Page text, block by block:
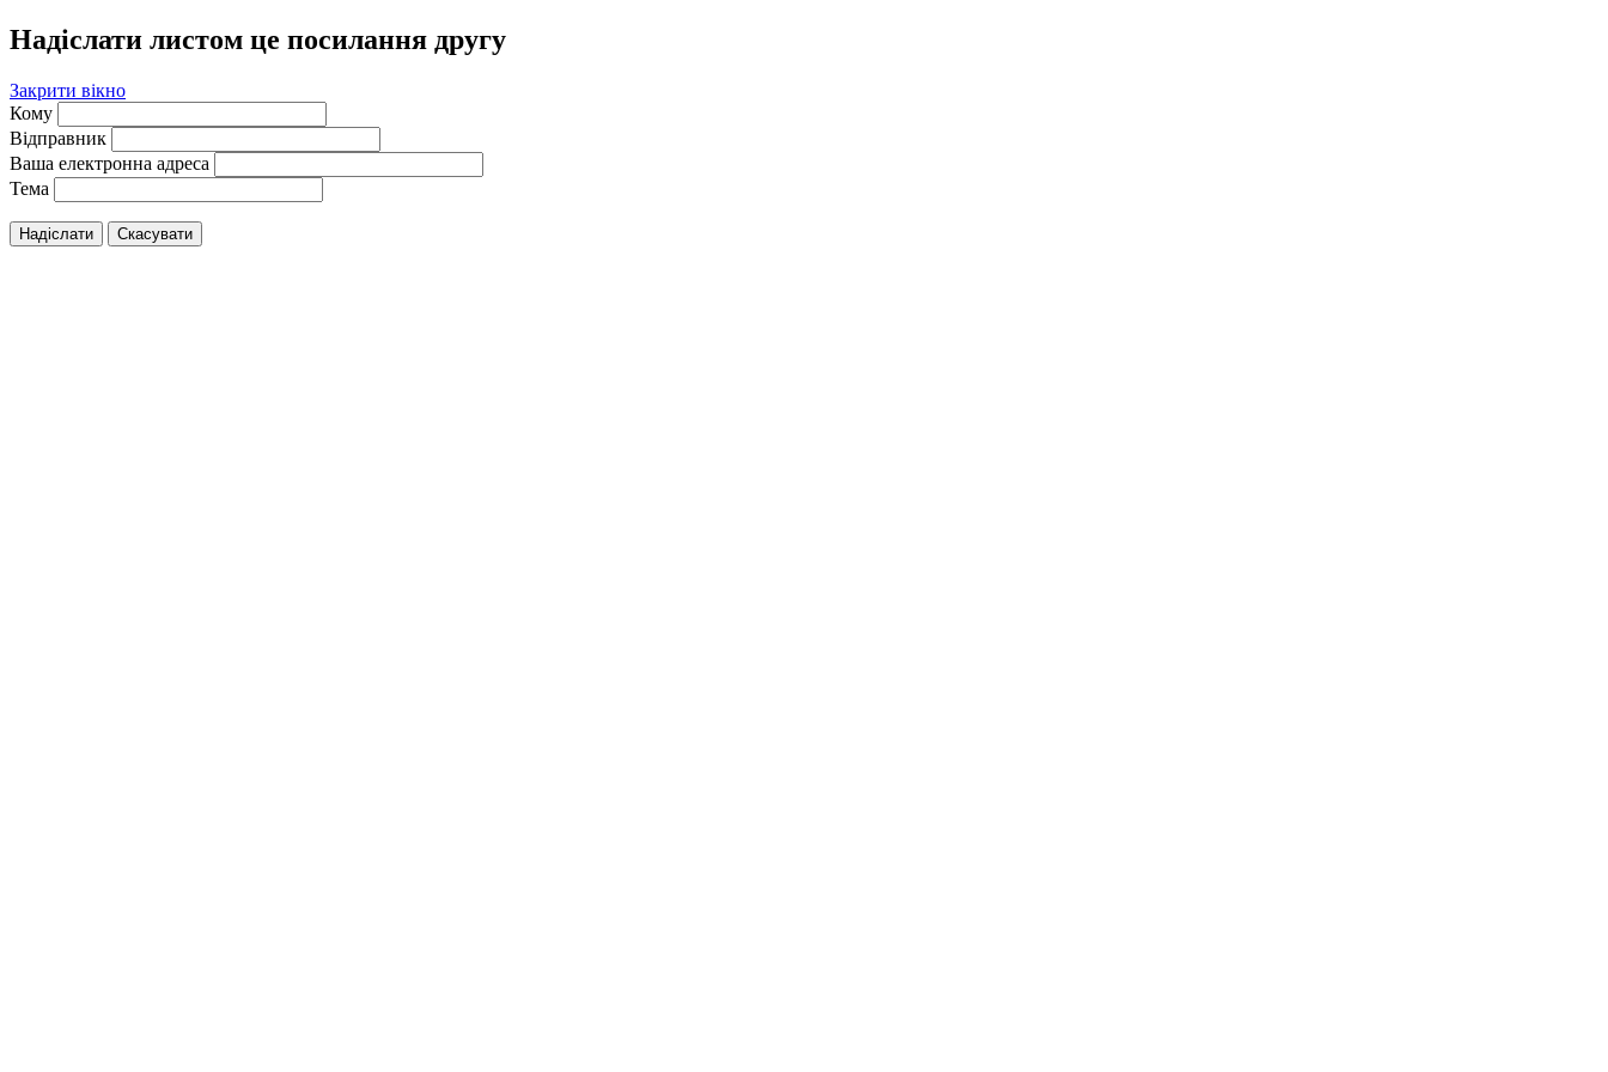
Надіслати листом це посилання другу
Закрити вікно
Кому
Відправник
Ваша електронна адреса
Тема
Надіслати Скасувати